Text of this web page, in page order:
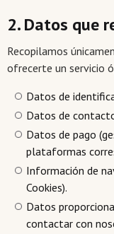
2. Datos que
Recopilamos
ofrecerte un servicio
Datos de
Datos de
Datos de pago
plataformas
Información de
Cookies).
Datos
contactar con